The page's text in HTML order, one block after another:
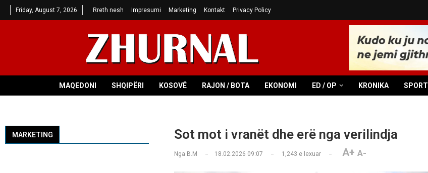
Friday, August 7, 2026 Rreth nesh Impresumi Marketing Kontakt Privacy Policy
MAQEDONI SHQIPËRI KOSOVË RAJON / BOTA EKONOMI ED / OP KRONIKA SPORT
Sot mot i vranët dhe erë nga verilindja
Nga B.M 18.02.2026 09:07 1,243 e lexuar A+ A-
MARKETING